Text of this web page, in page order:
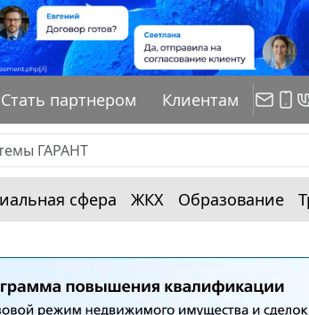
Стать партнером Клиентам
сфера ЖКХ Образование